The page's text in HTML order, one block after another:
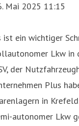
Mai 2025 11:15
ist ein wichtiger
Lkw in
der
Plus
in
autonomer Lkw